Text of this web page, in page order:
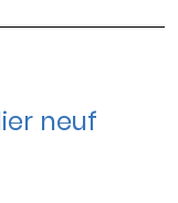
neuf